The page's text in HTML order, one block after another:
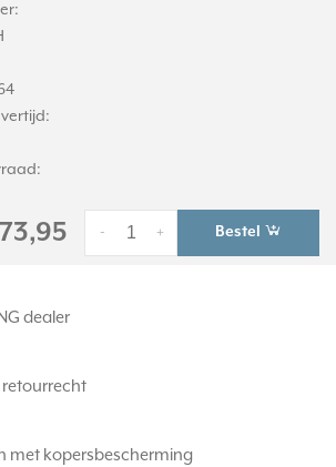
73,95 +
- Bestel
dealer
met kopersbescherming